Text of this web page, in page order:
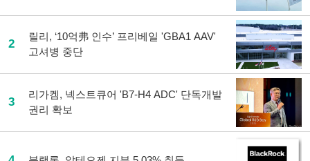
2
릴리, ‘10억弗 인수’ 프리베일 'GBA1 AAV'
고셔병 중단
3
리가켐, 넥스트큐어 'B7-H4 ADC' 단독개발
권리 확보